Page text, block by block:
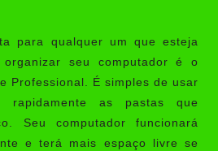
para qualquer um que esteja
seu computador é o
Professional. É simples de usar
rapidamente as pastas que
Seu computador funcionará
e terá mais espaço livre se